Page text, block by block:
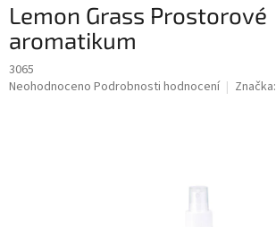
Lemon Grass Prostorové
aromatikum
3065
Průměrné
Neohodnoceno Podrobnosti hodnocení Značka: